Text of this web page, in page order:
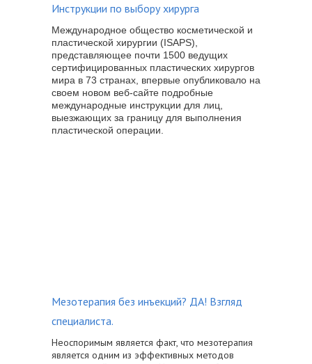
Инструкции по выбору хирурга
Международное общество косметической и
пластической хирургии (ISAPS),
представляющее почти 1500 ведущих
сертифицированных пластических хирургов
мира в 73 странах, впервые опубликовало на
своем новом веб-сайте подробные
международные инструкции для лиц,
выезжающих за границу для выполнения
пластической операции.
Мезотерапия без инъекций? ДА! Взгляд
специалиста.
Неоспоримым является факт, что мезотерапия
является одним из эффективных методов